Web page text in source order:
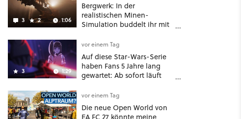
3 2 1:06
Bergwerk: In der
realistischen Minen-
Simulation buddelt ihr mit
möglichst vorsichtig Kohle
aus
3 1:29
vor einem Tag
Auf diese Star-Wars-Serie
haben Fans 5 Jahre lang
gewartet: Ab sofort läuft
Disney Plus
vor einem Tag
Die neue Open World von